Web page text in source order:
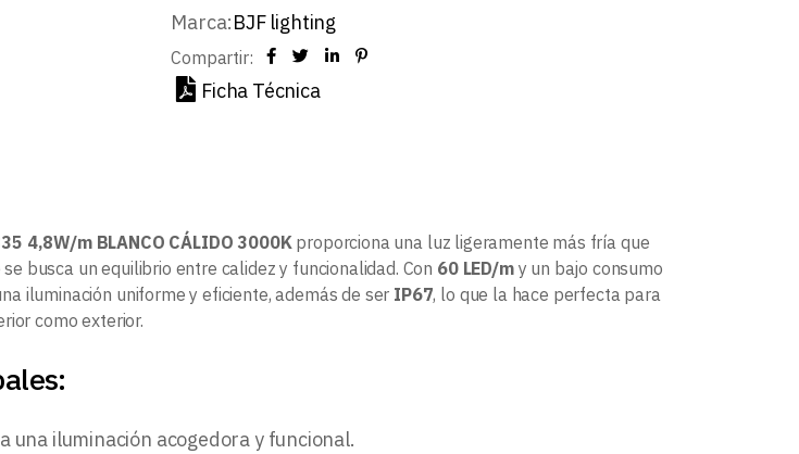
Marca:BJF lighting
Compartir:
Ficha Técnica
4,8W/m BLANCO CÁLIDO 3000K proporciona una luz ligeramente más fría que
busca un equilibrio entre calidez y funcionalidad. Con 60 LED/my un bajo consumo
iluminación uniforme y eficiente, además de ser IP67, lo que la hace perfecta para
como exterior.
una iluminación acogedora y funcional.